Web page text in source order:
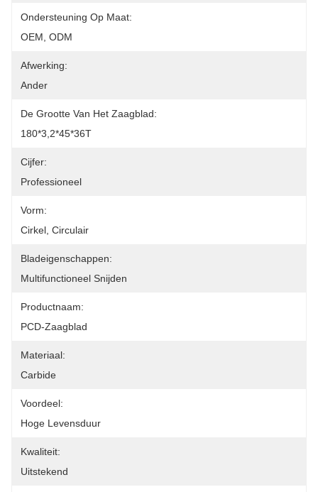
Ondersteuning Op Maat:
OEM, ODM
Afwerking:
Ander
De Grootte Van Het Zaagblad:
180*3,2*45*36T
Cijfer:
Professioneel
Vorm:
Cirkel, Circulair
Bladeigenschappen:
Multifunctioneel Snijden
Productnaam:
PCD-Zaagblad
Materiaal:
Carbide
Voordeel:
Hoge Levensduur
Kwaliteit:
Uitstekend